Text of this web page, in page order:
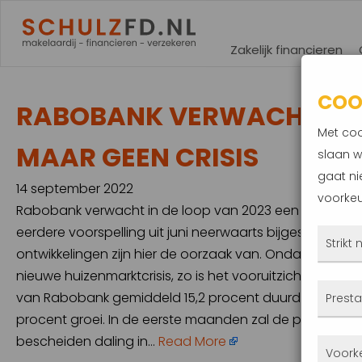
Zakelijk financieren
RABOBANK VERWACHT
MAAR GEEN CRISIS
14 september 2022
Rabobank verwacht in de loop van 2023 een lichte
eerdere voorspelling uit juni neerwaarts bijgesteld.
ontwikkelingen zijn hier de oorzaak van. Ondanks de
nieuwe huizenmarktcrisis, zo is het vooruitzicht.
van Rabobank gemiddeld 15,2 procent duurder dan in
procent groei. In de eerste maanden zal de prijs nog
bescheiden daling in… Read More
Met
slaan
gaat
Strikt